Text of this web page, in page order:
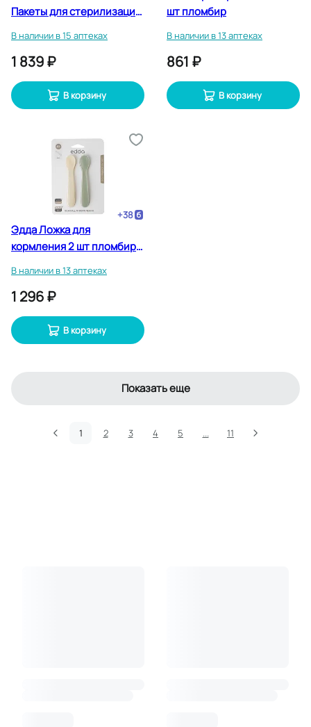
Пакеты для стерилизации
шт
В наличии в 15 аптеках
1 839 ₽
В корзину
шт пломбир
В наличии в 13 аптеках
861 ₽
В корзину
+38
Эдда Ложка для
кормления 2 шт пломбир-
В наличии в 13 аптеках
1 296 ₽
В корзину
Показать еще
1 2 3 4 5 ... 11